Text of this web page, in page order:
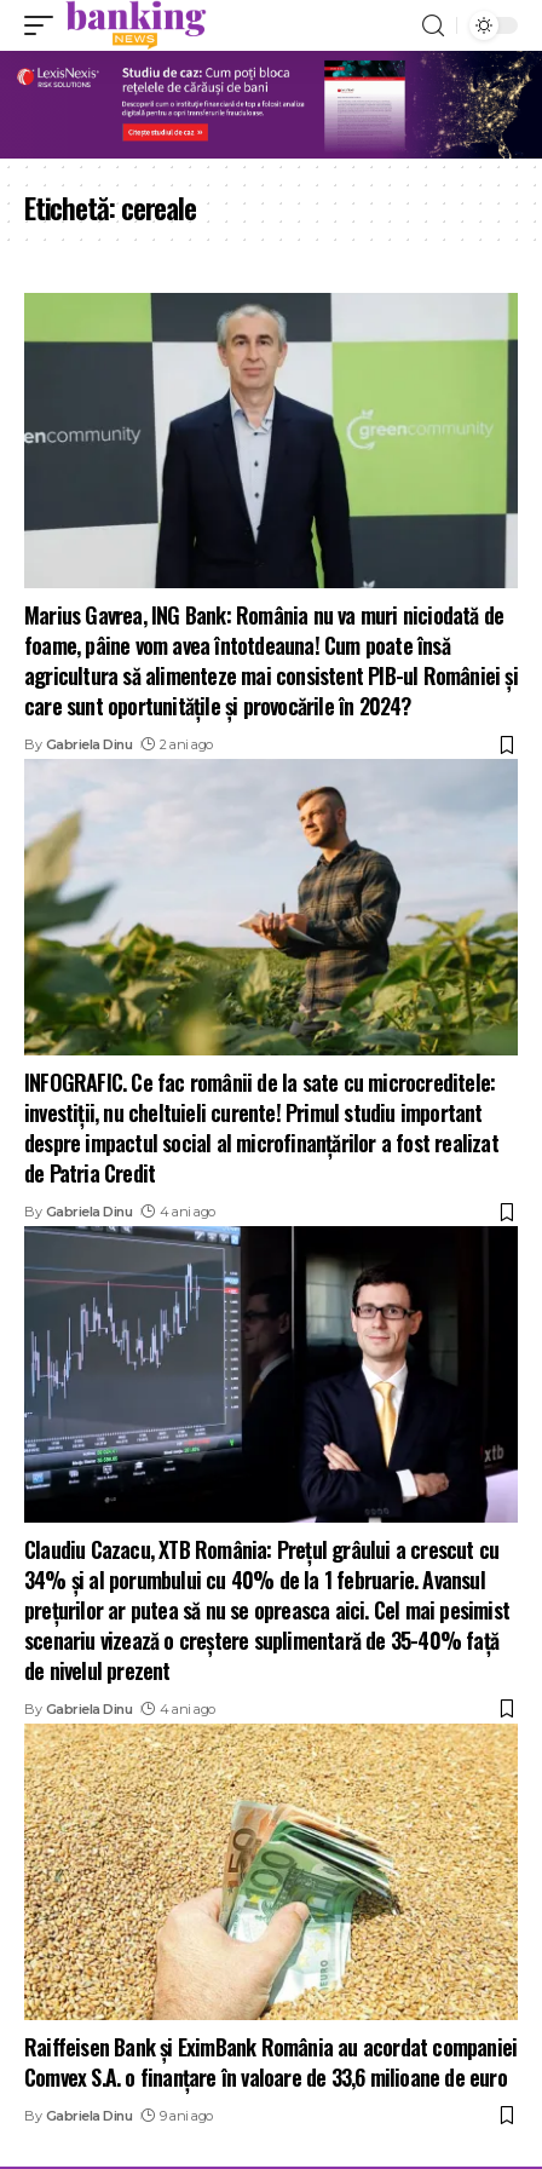
Etichetă:cereale
Marius Gavrea, ING Bank: România nu va muri niciodată de
foame, pâine vom avea întotdeauna! Cum poate însă
agricultura să alimenteze mai consistent PIB-ul României și
care sunt oportunitățile și provocările în 2024?
By Gabriela Dinu 2 ani ago
INFOGRAFIC. Ce fac românii de la sate cu microcreditele:
investiții, nu cheltuieli curente! Primul studiu important
despre impactul social al microfinanțărilor a fost realizat
de Patria Credit
By Gabriela Dinu 4 ani ago
Claudiu Cazacu, XTB România: Prețul grâului a crescut cu
34% și al porumbului cu 40% de la 1 februarie. Avansul
prețurilor ar putea să nu se opreasca aici. Cel mai pesimist
scenariu vizează o creștere suplimentară de 35-40% față
de nivelul prezent
By Gabriela Dinu 4 ani ago
Raiffeisen Bank şi EximBank România au acordat companiei
Comvex S.A. o finanţare în valoare de 33,6 milioane de euro
By Gabriela Dinu 9 ani ago